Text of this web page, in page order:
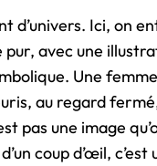
d’univers. Ici, on
pur, avec une
Une
au regard
pas une image
coup d’œil,